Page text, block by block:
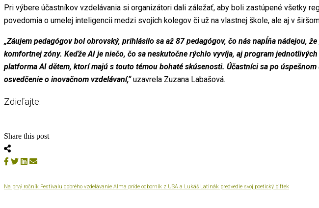
Pri výbere účastníkov vzdelávania si organizátori dali záležať, aby boli zastúpené všetky
povedomia o umelej inteligencii medzi svojich kolegov či už na vlastnej škole, ale aj v
„Záujem pedagógov bol obrovský, prihlásilo sa až 87 pedagógov, čo nás napĺňa nádejou,
komfortnej zóny. Keďže AI je niečo, čo sa neskutočne rýchlo vyvíja, aj program
platforma AI dětem, ktorí majú s touto témou bohaté skúsenosti. Účastníci sa po
osvedčenie o inovačnom vzdelávaní,“uzavrela Zuzana Labašová.
Zdieľajte:
Share this post
Na prvý ročník Festivalu dobrého vzdelávanie Alma príde odborník z USA a Lukáš Latinák predvedie svoj poetický biftek